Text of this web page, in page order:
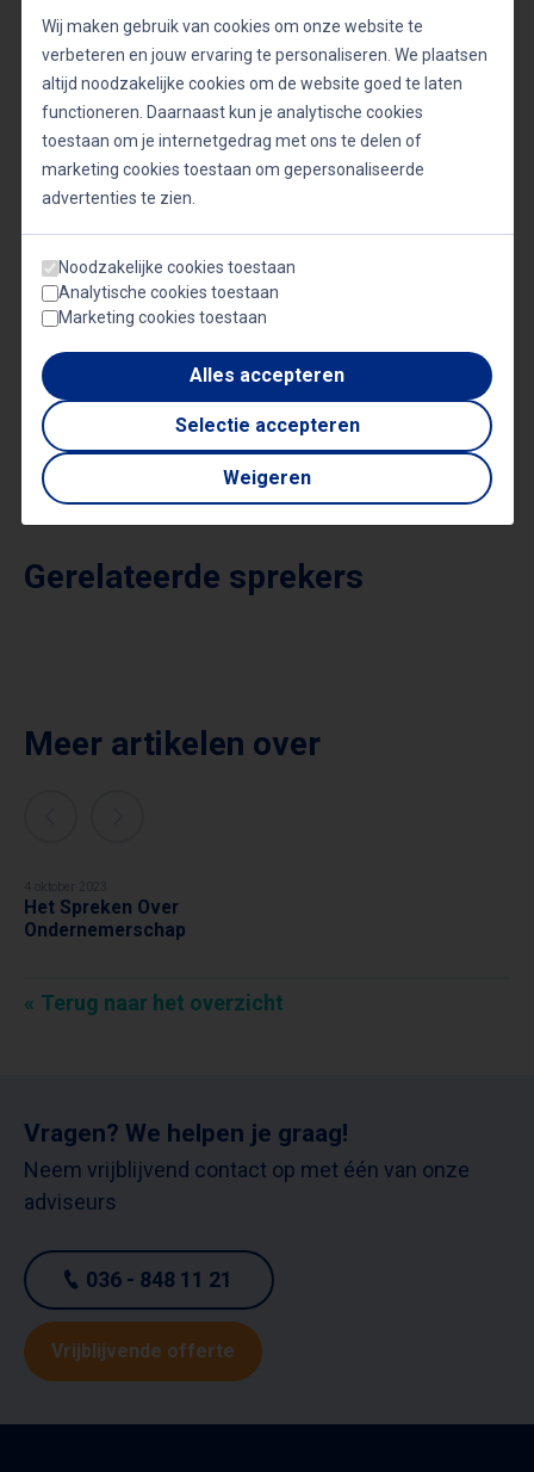
We kijken ernaar uit om organisaties de kans te
bieden om van deze gepassioneerde en
inspirerende zussen te leren. Of je nu op zoek bent
naar een Q&A-sessie over ondernemerschap of
een keynote-spreker die je publiek zal boeien,
Vedder & Vedder zal ongetwijfeld inspireren en
motiveren.
Blijf op de hoogte voor meer informatie over hoe je
Vedder & Vedder kunt boeken voor je volgende
evenement. We kijken ernaar uit om dit
opmerkelijke duo met jou te delen!
Gerelateerde sprekers
Meer artikelen over
Het Spreken Over
Ondernemerschap
Terug naar het overzicht
Vragen? We helpen je graag!
Neem vrijblijvend contact op met één van onze
adviseurs
036 - 848 11 21
Vrijblijvende offerte
Wij maken gebruik van cookies om onze website te
verbeteren en jouw ervaring te personaliseren. We plaatsen
altijd noodzakelijke cookies om de website goed te laten
functioneren. Daarnaast kun je analytische cookies
toestaan om je internetgedrag met ons te delen of
marketing cookies toestaan om gepersonaliseerde
advertenties te zien.
Noodzakelijke cookies toestaan
Analytische cookies toestaan
Marketing cookies toestaan
Alles accepteren
Selectie accepteren
Weigeren